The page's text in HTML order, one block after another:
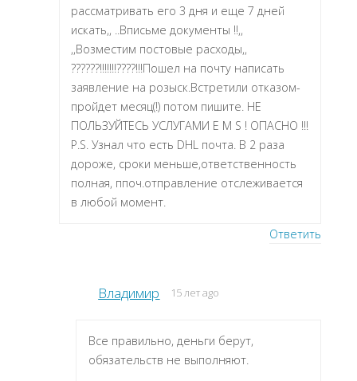
рассматривать его 3 дня и еще 7 дней
искать,, ..Вписьме документы !!,,
,,Возместим постовые расходы,,
??????!!!!!!!????!!!Пошел на почту написать
заявление на розыск.Встретили отказом-
пройдет месяц(!) потом пишите. НЕ
ПОЛЬЗУЙТЕСЬ УСЛУГАМИ E M S ! ОПАСНО !!!
P.S. Узнал что есть DHL почта. В 2 раза
дороже, сроки меньше,ответственность
полная, ппоч.отправление отслеживается
в любой момент.
Ответить
Владимир 15 лет ago
Все правильно, деньги берут,
обязательств не выполняют.